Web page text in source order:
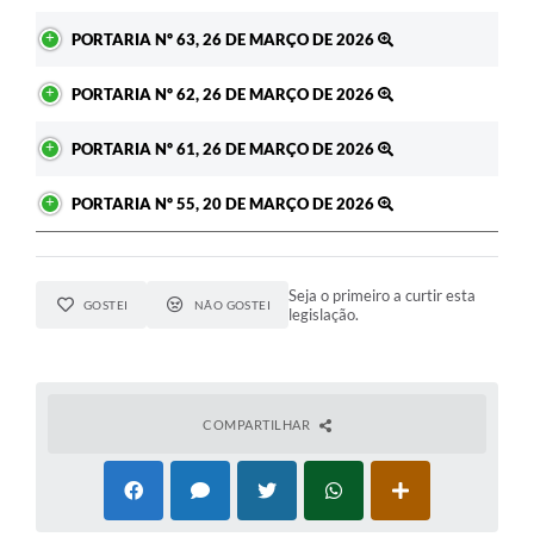
PORTARIA Nº 63, 26 DE MARÇO DE 2026
PORTARIA Nº 62, 26 DE MARÇO DE 2026
PORTARIA Nº 61, 26 DE MARÇO DE 2026
PORTARIA Nº 55, 20 DE MARÇO DE 2026
GOSTEI NÃO GOSTEI
Seja o primeiro a curtir esta
legislação.
COMPARTILHAR